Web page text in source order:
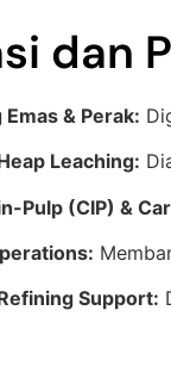
dan
Emas & Perak:
Leaching:
Pulp (CIP) &
Support: